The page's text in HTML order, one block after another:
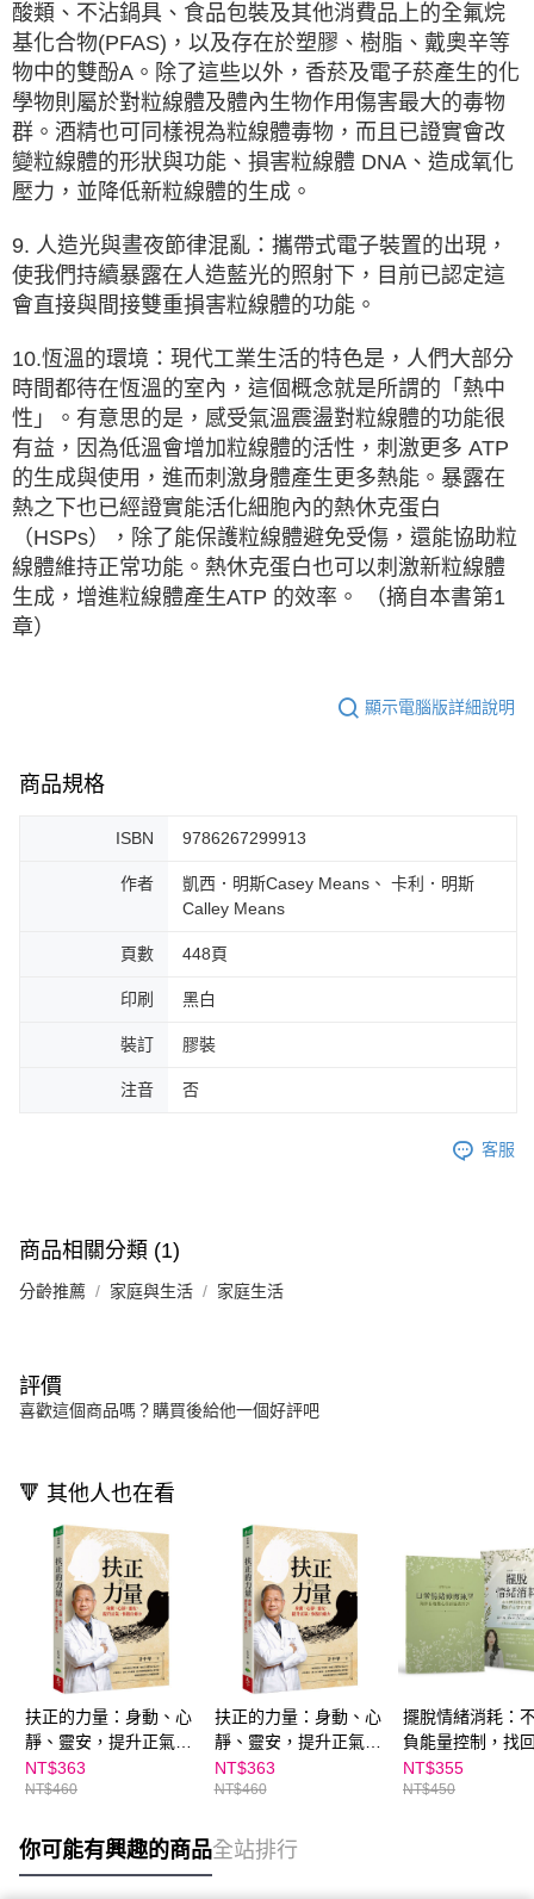
酸類、不沾鍋具、食品包裝及其他消費品上的全氟烷
基化合物(PFAS)，以及存在於塑膠、樹脂、戴奧辛等
物中的雙酚A。除了這些以外，香菸及電子菸產生的化
學物則屬於對粒線體及體內生物作用傷害最大的毒物
群。酒精也可同樣視為粒線體毒物，而且已證實會改
變粒線體的形狀與功能、損害粒線體 DNA、造成氧化
壓力，並降低新粒線體的生成。
9. 人造光與晝夜節律混亂：攜帶式電子裝置的出現，
使我們持續暴露在人造藍光的照射下，目前已認定這
會直接與間接雙重損害粒線體的功能。
10.恆溫的環境：現代工業生活的特色是，人們大部分
時間都待在恆溫的室內，這個概念就是所謂的「熱中
性」。有意思的是，感受氣溫震盪對粒線體的功能很
有益，因為低溫會增加粒線體的活性，刺激更多 ATP
的生成與使用，進而刺激身體產生更多熱能。暴露在
熱之下也已經證實能活化細胞內的熱休克蛋白
（HSPs），除了能保護粒線體避免受傷，還能協助粒
線體維持正常功能。熱休克蛋白也可以刺激新粒線體
生成，增進粒線體產生ATP 的效率。 （摘自本書第1
章）
顯示電腦版詳細說明
商品規格
ISBN 9786267299913
作者
凱西．明斯Casey Means、 卡利．明斯
Calley Means
頁數 448頁
印刷 黑白
裝訂 膠裝
注音 否
客服
商品相關分類 (1)
分齡推薦 家庭與生活 家庭生活
評價
喜歡這個商品嗎？購買後給他一個好評吧
🔻 其他人也在看
扶正的力量：身動、心
靜、靈安，提升正氣，
恢復自癒力
NT$363
NT$460
扶正的力量：身動、心
靜、靈安，提升正氣，
恢復自癒力｜親子家庭
嚴選館
NT$363
NT$460
擺脫情緒消耗：
負能量控制，找
安在力量
NT$355
NT$450
你可能有興趣的商品全站排行